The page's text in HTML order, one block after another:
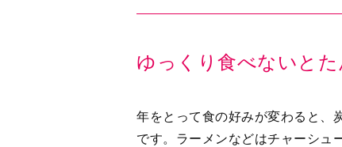
ゆっくり食べないと
年をとって食の好みが変わると、
です。ラーメンなどはチャーシュ